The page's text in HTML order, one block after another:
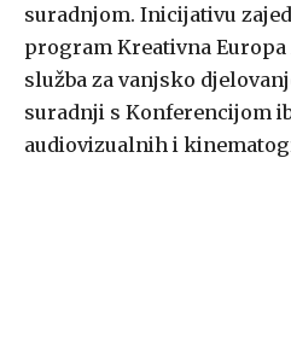
suradnjom. Inicijativu
program Kreativna Europa
služba za vanjsko
suradnji s Konferencijom
audiovizualnih i